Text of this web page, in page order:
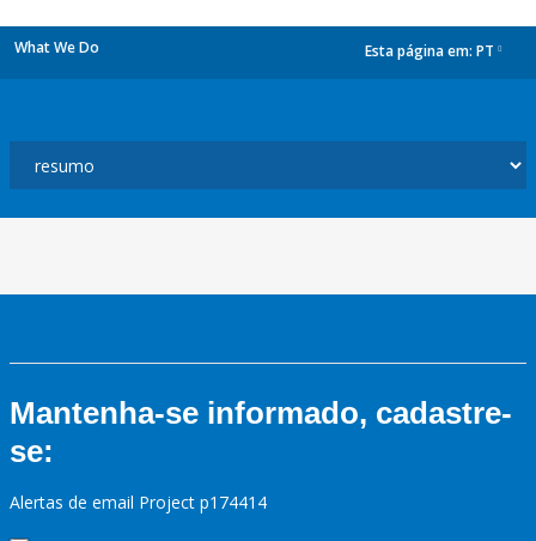
What We Do Esta página em: PT
Mantenha-se informado, cadastre-
se:
Alertas de email Project p174414